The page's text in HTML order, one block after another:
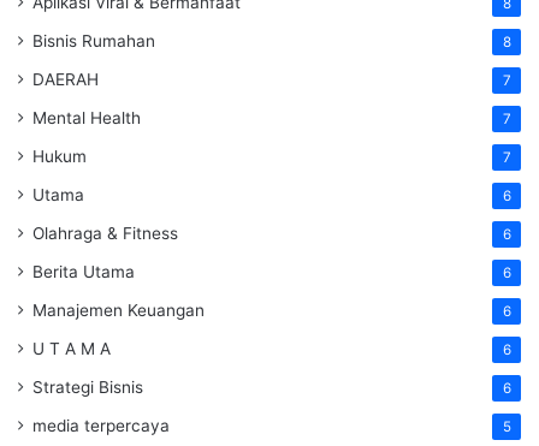
8
Bisnis Rumahan 8
DAERAH 7
Mental Health 7
Hukum 7
Utama 6
Olahraga & Fitness 6
Berita Utama 6
Manajemen Keuangan 6
U T A M A 6
Strategi Bisnis 6
media terpercaya 5